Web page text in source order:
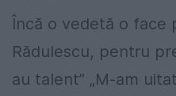
Încă o vedetă o face
Rădulescu, pentru
au talent” „M-am